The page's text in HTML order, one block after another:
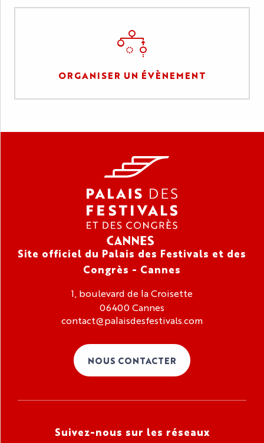
ORGANISER UN ÉVÈNEMENT
Site officiel du Palais des Festivals et des
Congrès - Cannes
1, boulevard de la Croisette
06400 Cannes
contact@palaisdesfestivals.com
NOUS CONTACTER
Suivez-nous sur les réseaux